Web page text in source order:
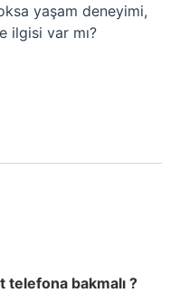
yaşam deneyimi,
ilgisi var mı?
telefona bakmalı ?